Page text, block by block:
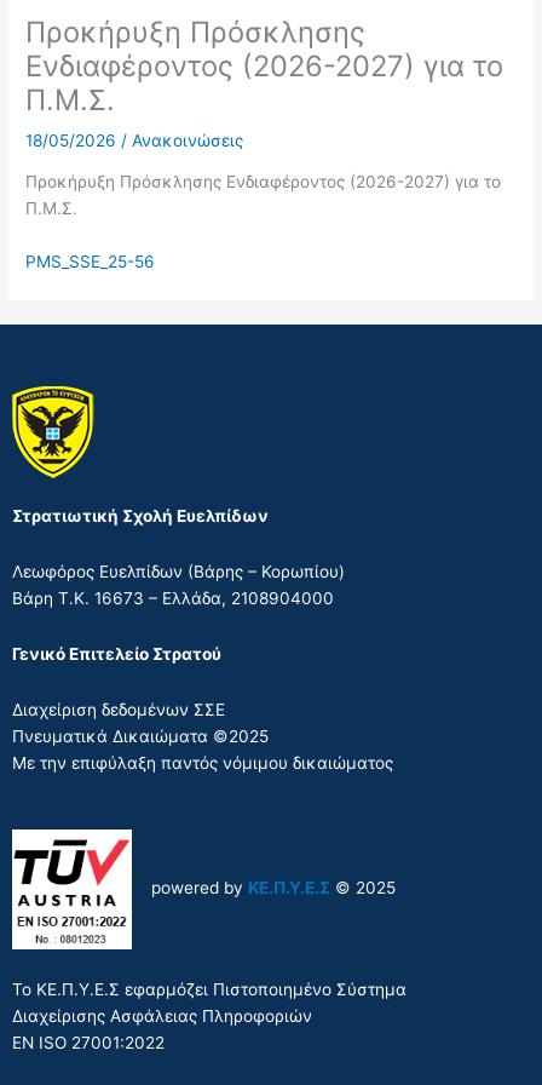
Προκήρυξη Πρόσκλησης
Ενδιαφέροντος (2026-2027) για το
Π.Μ.Σ.
18/05/2026 /Ανακοινώσεις
Προκήρυξη Πρόσκλησης Ενδιαφέροντος (2026-2027) για το
Π.Μ.Σ.
PMS_SSE_25-56
Στρατιωτική Σχολή Ευελπίδων
Λεωφόρος Ευελπίδων (Βάρης – Κορωπίου)
Βάρη Τ.Κ. 16673 – Ελλάδα, 2108904000
Γενικό Επιτελείο Στρατού
Διαχείριση δεδομένων ΣΣΕ
Πνευματικά Δικαιώματα ©2025
Με την επιφύλαξη παντός νόμιμου δικαιώματος
powered by ΚΕ.Π.Υ.Ε.Σ © 2025
Το ΚΕ.Π.Υ.Ε.Σ εφαρμόζει Πιστοποιημένο Σύστημα
Διαχείρισης Ασφάλειας Πληροφοριών
EN ISO 27001:2022